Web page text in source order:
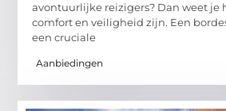
avontuurlijke reizigers? Dan weet je
comfort en veiligheid zijn. Een
een cruciale
Aanbiedingen